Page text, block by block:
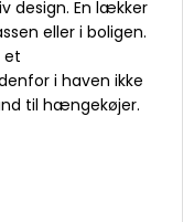
design. En lækker
eller i boligen.
et
i haven ikke
til hængekøjer.